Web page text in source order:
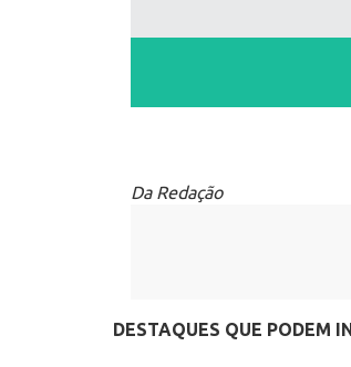
Da Redação
DESTAQUES QUE PODEM